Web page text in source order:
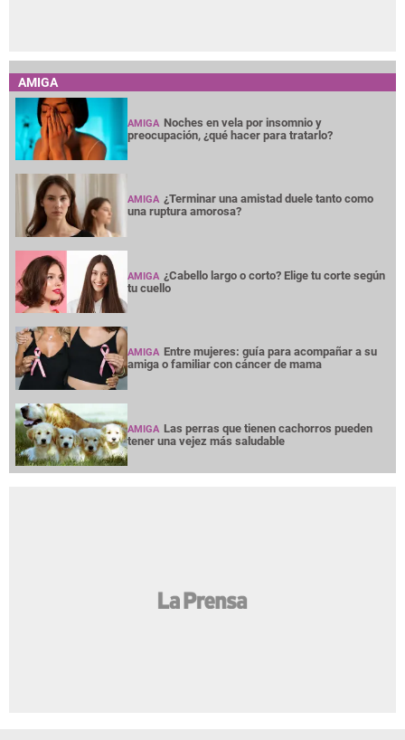
AMIGA
AMIGA Noches en vela por insomnio y
preocupación, ¿qué hacer para tratarlo?
AMIGA ¿Terminar una amistad duele tanto como
una ruptura amorosa?
AMIGA ¿Cabello largo o corto? Elige tu corte según
tu cuello
AMIGA Entre mujeres: guía para acompañar a su
amiga o familiar con cáncer de mama
AMIGA Las perras que tienen cachorros pueden
tener una vejez más saludable